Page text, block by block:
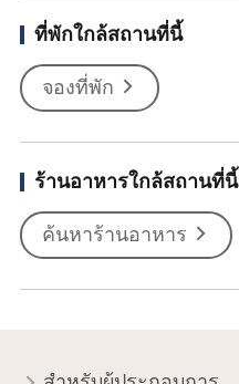
ที่พักใกล้สถานที่นี้
จองที่พัก
ร้านอาหารใกล้สถานที่นี้
ค้นหาร้านอาหาร